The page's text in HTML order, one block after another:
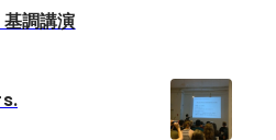
調講演